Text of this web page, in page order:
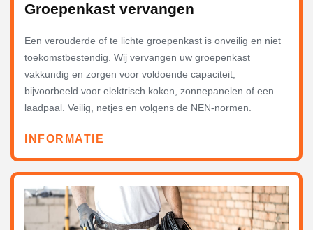
Groepenkast vervangen
Een verouderde of te lichte groepenkast is onveilig en niet
toekomstbestendig. Wij vervangen uw groepenkast
vakkundig en zorgen voor voldoende capaciteit,
bijvoorbeeld voor elektrisch koken, zonnepanelen of een
laadpaal. Veilig, netjes en volgens de NEN-normen.
INFORMATIE